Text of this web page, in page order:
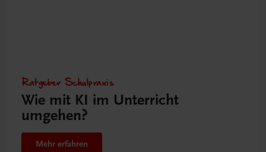
Ratgeber Schulpraxis
Wie mit KI im Unterricht
umgehen?
Mehr erfahren